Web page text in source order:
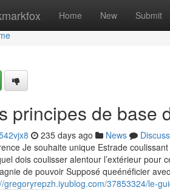
Home New Submit
principes de base
235 days ago News
Discuss
Je souhaite unique Estrade
dois coulisser alentour l’extérieur pour
de pouvoir Supposé queénéficier
gregoryrepzh.iyublog.com/37853324/le-